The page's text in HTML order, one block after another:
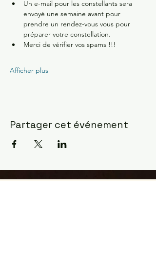
Un e-mail pour les constellants sera
envoyé une semaine avant pour
prendre un rendez-vous vous pour
préparer votre constellation.
Merci de vérifier vos spams !!!
Afficher plus
Partager cet événement